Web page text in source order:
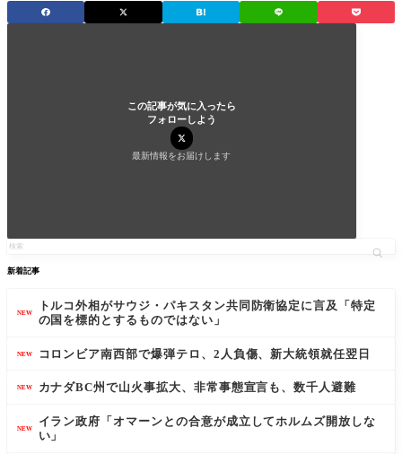
この記事が気に入ったら
フォローしよう
最新情報をお届けします
新着記事
NEW
トルコ外相がサウジ・パキスタン共同防衛協定に言及「特定
の国を標的とするものではない」
NEW コロンビア南西部で爆弾テロ、2人負傷、新大統領就任翌日
NEW カナダBC州で山火事拡大、非常事態宣言も、数千人避難
NEW
イラン政府「オマーンとの合意が成立してホルムズ開放しな
い」